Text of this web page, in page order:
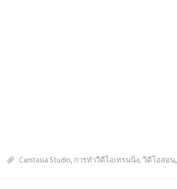
Camtasia Studio, การทำวีดีโอเทรนนิ่ง, วีดีโอสอน,